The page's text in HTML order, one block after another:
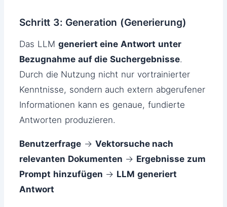
Schritt 3: Generation (Generierung)
Das LLM generiert eine Antwort unter
Bezugnahme auf die Suchergebnisse.
Durch die Nutzung nicht nur vortrainierter
Kenntnisse, sondern auch extern abgerufener
Informationen kann es genaue, fundierte
Antworten produzieren.
Benutzerfrage → Vektorsuche nach
relevanten Dokumenten → Ergebnisse zum
Prompt hinzufügen → LLM generiert
Antwort